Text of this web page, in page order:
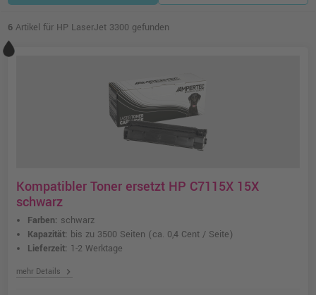
6 Artikel für HP LaserJet 3300 gefunden
Kompatibler Toner ersetzt HP C7115X 15X
schwarz
Farben: schwarz
Kapazität: bis zu 3500 Seiten (ca. 0,4 Cent / Seite)
Lieferzeit: 1-2 Werktage
mehr Details chevron_right